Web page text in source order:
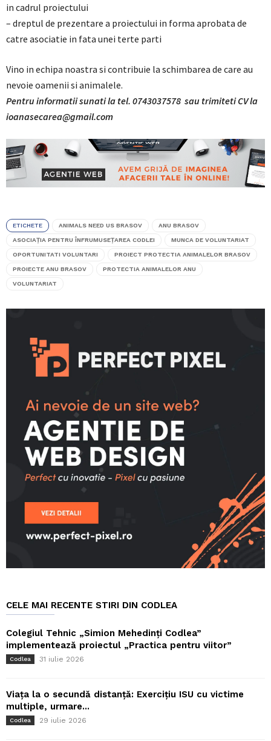
in cadrul proiectului
– dreptul de prezentare a proiectului in forma aprobata de
catre asociatie in fata unei terte parti
Vino in echipa noastra si contribuie la schimbarea de care au
nevoie oamenii si animalele.
Pentru informatii sunati la tel. 0743037578 sau trimiteti CV la
ioanasecarea@gmail.com
ETICHETE ANIMALS NEED US BRASOV ANU BRASOV
ASOCIAŢIA PENTRU ÎNFRUMUSEŢAREA CODLEI MUNCA DE VOLUNTARIAT
OPORTUNITATI VOLUNTARI PROIECT PROTECTIA ANIMALELOR BRASOV
PROIECTE ANU BRASOV PROTECTIA ANIMALELOR ANU
VOLUNTARIAT
CELE MAI RECENTE STIRI DIN CODLEA
Colegiul Tehnic „Simion Mehedinți Codlea”
implementează proiectul „Practica pentru viitor”
Codlea 31 iulie 2026
Viața la o secundă distanță: Exercițiu ISU cu victime
multiple, urmare...
Codlea 29 iulie 2026